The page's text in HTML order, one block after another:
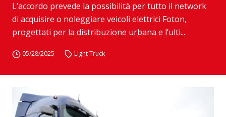
L’accordo prevede la possibilità per tutto il network
di acquisire o noleggiare veicoli elettrici Foton,
progettati per la distribuzione urbana e l’ulti...
05/28/2025 Light Truck